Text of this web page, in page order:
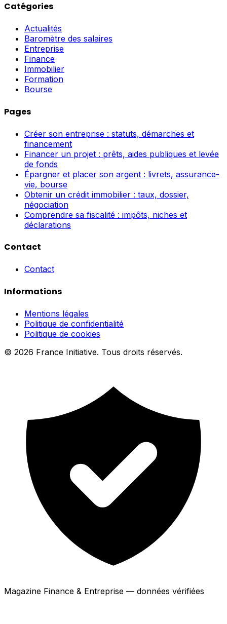
Catégories
Actualités
Baromètre des salaires
Entreprise
Finance
Immobilier
Formation
Bourse
Pages
Créer son entreprise : statuts, démarches et
financement
Financer un projet : prêts, aides publiques et levée
de fonds
Épargner et placer son argent : livrets, assurance-
vie, bourse
Obtenir un crédit immobilier : taux, dossier,
négociation
Comprendre sa fiscalité : impôts, niches et
déclarations
Contact
Contact
Informations
Mentions légales
Politique de confidentialité
Politique de cookies
© 2026 France Initiative. Tous droits réservés.
Magazine Finance & Entreprise — données vérifiées